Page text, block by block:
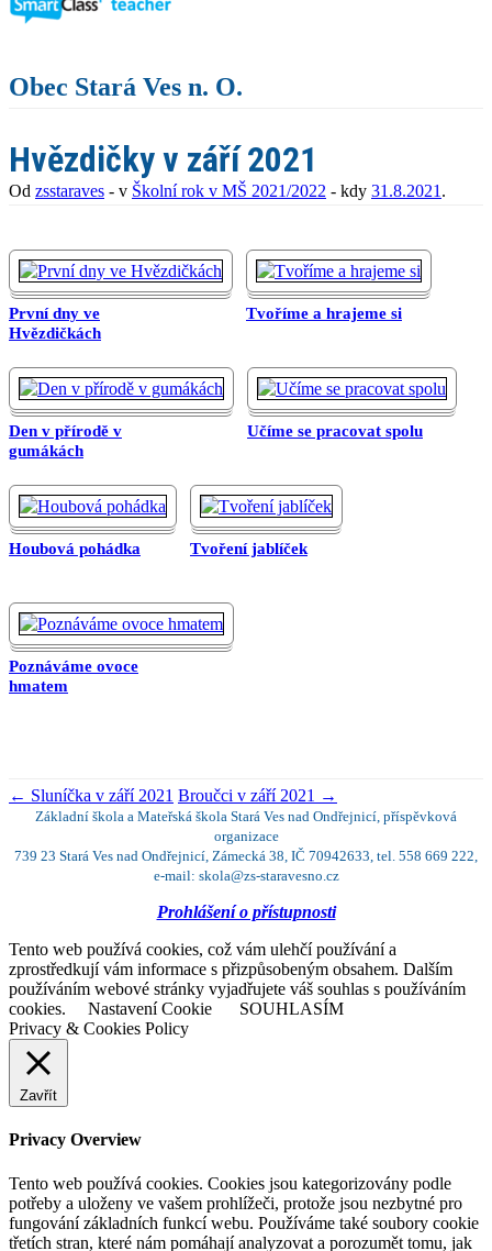
Obec Stará Ves n. O.
Hvězdičky v září 2021
Od zsstaraves - v Školní rok v MŠ 2021/2022 - kdy 31.8.2021 .
První dny ve
Hvězdičkách
Tvoříme a hrajeme si
Den v přírodě v
gumákách
Učíme se pracovat spolu
Houbová pohádka Tvoření jablíček
Poznáváme ovoce
hmatem
← Sluníčka v září 2021 Broučci v září 2021 →
Základní škola a Mateřská škola Stará Ves nad Ondřejnicí, příspěvková
organizace
739 23 Stará Ves nad Ondřejnicí, Zámecká 38, IČ 70942633, tel. 558 669 222,
e-mail: skola@zs-staravesno.cz
Prohlášení o přístupnosti
Tento web používá cookies, což vám ulehčí používání a
zprostředkují vám informace s přizpůsobeným obsahem. Dalším
používáním webové stránky vyjadřujete váš souhlas s používáním
cookies.
Nastavení Cookie
SOUHLASÍM
Privacy & Cookies Policy
Zavřít
Privacy Overview
Tento web používá cookies. Cookies jsou kategorizovány podle
potřeby a uloženy ve vašem prohlížeči, protože jsou nezbytné pro
fungování základních funkcí webu. Používáme také soubory cookie
třetích stran, které nám pomáhají analyzovat a porozumět tomu, jak